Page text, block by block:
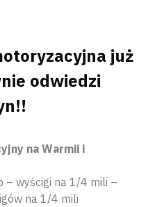
już
odwiedzi
na Warmii i
– wyścigi na 1/4 mili –
na 1/4 mili